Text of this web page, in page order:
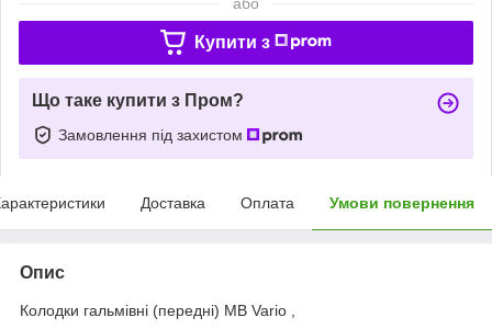
Купити з
Що таке купити з Пром?
Замовлення під захистом
Доставка Оплата Умови повернення
Опис
Колодки гальмівні (передні) MB Vario ,